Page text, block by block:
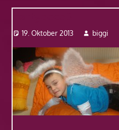
Website
19. Oktober 2013 biggi